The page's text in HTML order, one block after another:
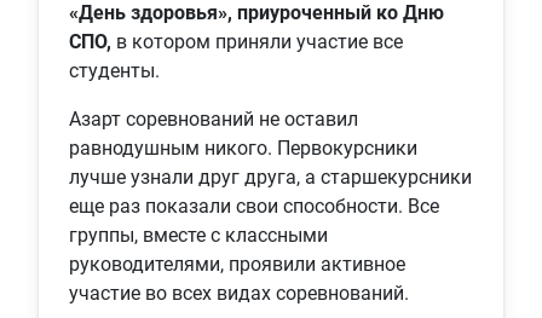
«День здоровья», приуроченный ко Дню
СПО, в котором приняли участие все
студенты.
Азарт соревнований не оставил
равнодушным никого. Первокурсники
лучше узнали друг друга, а старшекурсники
еще раз показали свои способности. Все
группы, вместе с классными
руководителями, проявили активное
участие во всех видах соревнований.